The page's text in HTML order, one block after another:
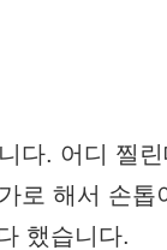
다. 어디 찔
로 해서 손
했습니다.